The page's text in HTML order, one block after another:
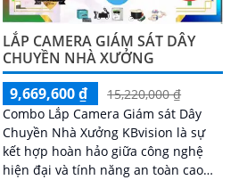
LẮP CAMERA GIÁM SÁT DÂY
CHUYỀN NHÀ XƯỞNG
9,669,600 ₫
15,220,000 ₫
Combo Lắp Camera Giám sát Dây
Chuyền Nhà Xưởng KBvision là sự
kết hợp hoàn hảo giữa công nghệ
hiện đại và tính năng an toàn cao